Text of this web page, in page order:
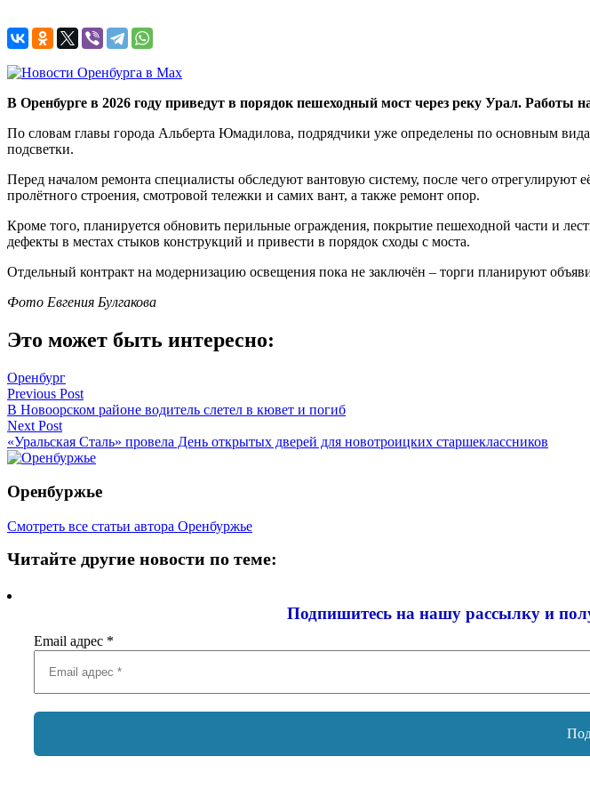
В Оренбурге в 2026 году приведут в порядок пешеходный мост через реку Урал. Работы
По словам главы города Альберта Юмадилова, подрядчики уже определены по основным
подсветки.
Перед началом ремонта специалисты обследуют вантовую систему, после чего
пролётного строения, смотровой тележки и самих вант, а также ремонт опор.
Кроме того, планируется обновить перильные ограждения, покрытие пешеходной части и
дефекты в местах стыков конструкций и привести в порядок сходы с моста.
Отдельный контракт на модернизацию освещения пока не заключён – торги планируют
Фото Евгения Булгакова
Это может быть интересно:
Оренбург
Навигация
по
записям
Previous Post
В Новоорском районе водитель слетел в кювет и погиб
Next Post
«Уральская Сталь» провела День открытых дверей для новотроицких старшеклассников
Оренбуржье
Смотреть все статьи автора Оренбуржье
Читайте другие новости по теме:
Подпишитесь на нашу рассылку и
Email адрес *